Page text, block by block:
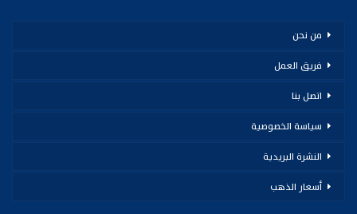
من نحن
فريق العمل
اتصل بنا
سياسة الخصوصية
النشرة البريدية
أسعار الذهب